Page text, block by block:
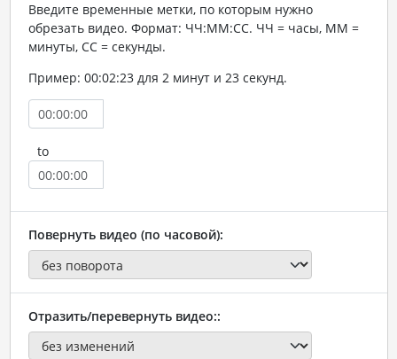
Введите временные метки, по которым нужно
обрезать видео. Формат: ЧЧ:ММ:СС. ЧЧ = часы, ММ =
минуты, СС = секунды.
Пример: 00:02:23 для 2 минут и 23 секунд.
to
Повернуть видео (по часовой):
Отразить/перевернуть видео::